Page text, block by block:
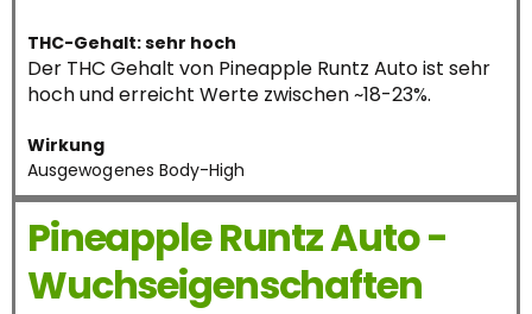
THC-Gehalt: sehr hoch
Der THC Gehalt von Pineapple Runtz Auto ist sehr
hoch und erreicht Werte zwischen ~18-23%.
Wirkung
Ausgewogenes Body-High
Pineapple Runtz Auto -
Wuchseigenschaften